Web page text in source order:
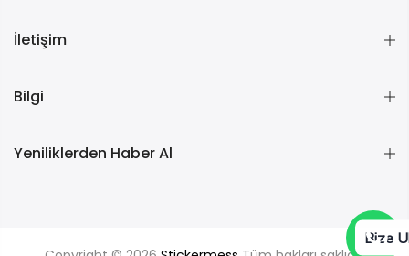
İletişim
Bilgi
Yeniliklerden Haber Al
Bize